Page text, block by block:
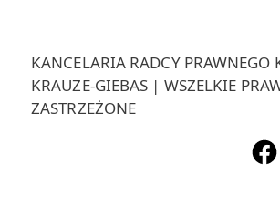
spadku
KANCELARIA RADCY PRAWNEGO
KRAUZE-GIEBAS | WSZELKIE
ZASTRZEŻONE